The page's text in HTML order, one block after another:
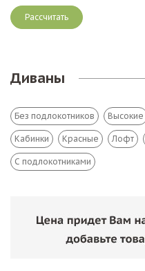
Рассчитать
Диваны
Без подлокотников Высокие
Кабинки Красные Лофт
С подлокотниками